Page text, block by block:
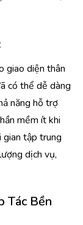
:
giao diện thân
có thể dễ dàng
năng hỗ trợ
mềm ít khi
gian tập trung
dịch vụ,
Tác Bền